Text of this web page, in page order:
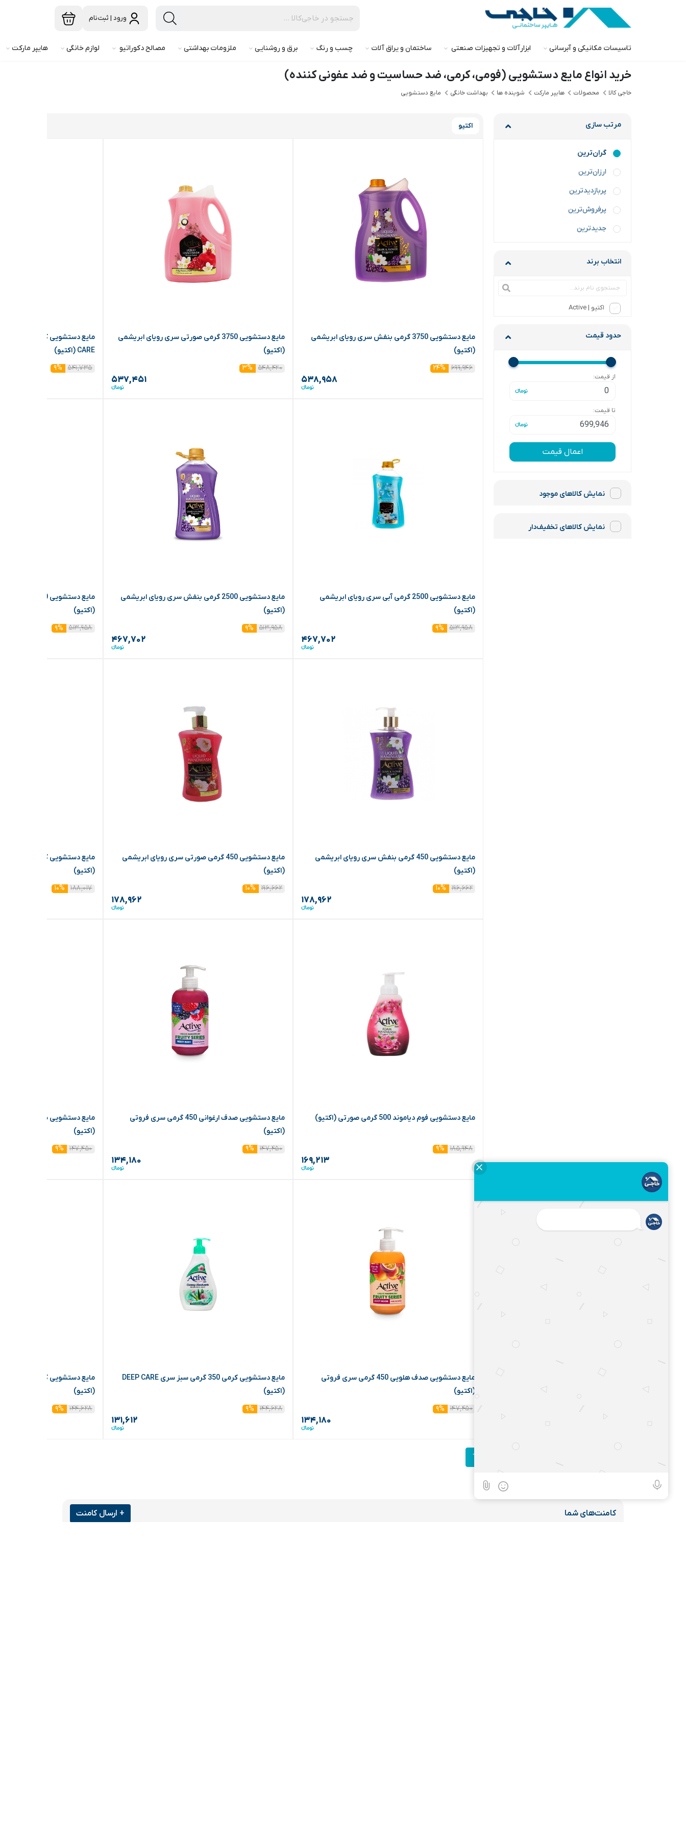
ورود | ثبت‌نام
تاسیسات مکانیکی و آبرسانی ابزارآلات و تجهیزات صنعتی ساختمان و یراق آلات چسب و رنگ برق و روشنایی ملزومات بهداشتی مصالح دکوراتیو لوازم خانگی هایپر مارکت
خرید انواع مایع دستشویی (فومی، کرمی، ضد حساسیت و ضد عفونی کننده)
خاجی‌ کالا محصولات هایپر مارکت شوینده ها بهداشت خانگی مایع دستشویی
مرتب سازی
گران‌ترین
ارزان‌ترین
پربازدیدترین
پرفروش‌ترین
جدیدترین
انتخاب برند
اکتیو | Active
حدود قیمت
از قیمت:
تا قیمت:
اعمال قیمت
نمایش کالاهای موجود
نمایش کالاهای تخفیف‌دار
اکتیو
مایع دستشویی 3750 گرمی بنفش سری رویای ابریشمی
(اکتیو)
۶۹۹,۹۴۶
۲۴%
۵۳۸,۹۵۸
مایع دستشویی 3750 گرمی صورتی سری رویای ابریشمی
(اکتیو)
۵۴۸,۴۲۰
۳%
۵۳۷,۴۵۱
CARE (اکتیو)
۵۴۱,۷۳۵
۹%
مایع دستشویی 2500 گرمی آبی سری رویای ابریشمی
(اکتیو)
۵۱۳,۹۵۸
۹%
۴۶۷,۷۰۲
مایع دستشویی 2500 گرمی بنفش سری رویای ابریشمی
(اکتیو)
۵۱۳,۹۵۸
۹%
۴۶۷,۷۰۲
(اکتیو)
۵۱۳,۹۵۸
۹%
مایع دستشویی 450 گرمی بنفش سری رویای ابریشمی
(اکتیو)
۱۹۶,۶۶۲
۱۰%
۱۷۸,۹۶۲
مایع دستشویی 450 گرمی صورتی سری رویای ابریشمی
(اکتیو)
۱۹۶,۶۶۲
۱۰%
۱۷۸,۹۶۲
(اکتیو)
۱۸۸,۰۱۷
۱۰%
مایع دستشویی فوم دیاموند 500 گرمی صورتی (اکتیو)
۱۸۵,۹۴۸ ۹%
۱۶۹,۲۱۳
مایع دستشویی صدف ارغوانی 450 گرمی سری فروتی
(اکتیو)
۱۴۷,۴۵۰
۹%
۱۳۴,۱۸۰
(اکتیو)
۱۴۷,۴۵۰
۹%
مایع دستشویی صدف هلویی 450 گرمی سری فروتی
(اکتیو)
۱۴۷,۴۵۰
۹%
۱۳۴,۱۸۰
مایع دستشویی کرمی 350 گرمی سبز سری DEEP CARE
(اکتیو)
۱۴۴,۶۲۸
۹%
۱۳۱,۶۱۲
(اکتیو)
۱۴۴,۶۲۸
۹%
1
کامنت‌های شما + ارسال کامنت